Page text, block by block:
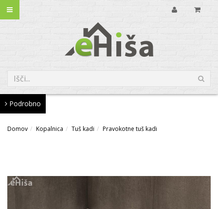
Podrobno
Domov Kopalnica Tuš kadi Pravokotne tuš kadi